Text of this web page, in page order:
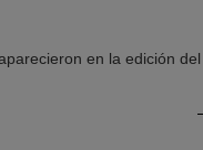
en la edición